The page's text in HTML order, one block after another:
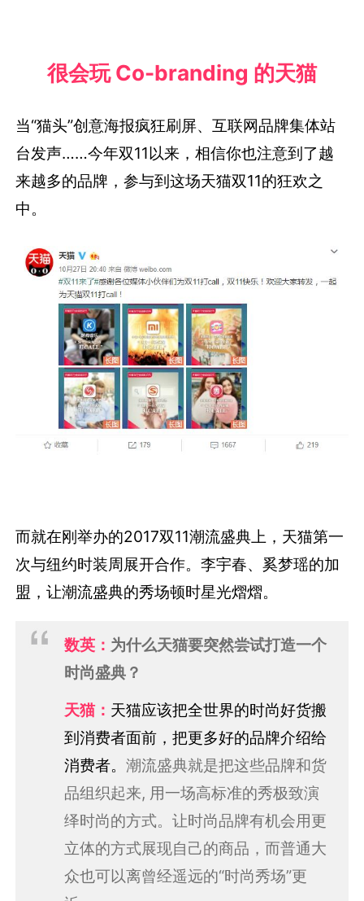
很会玩 Co-branding 的天猫
当“猫头”创意海报疯狂刷屏、互联网品牌集体站
台发声……今年双11以来，相信你也注意到了越
来越多的品牌，参与到这场天猫双11的狂欢之
中。
而就在刚举办的2017双11潮流盛典上，天猫第一
次与纽约时装周展开合作。李宇春、奚梦瑶的加
盟，让潮流盛典的秀场顿时星光熠熠。
数英： 为什么天猫要突然尝试打造一个
时尚盛典？
天猫： 天猫应该把全世界的时尚好货搬
到消费者面前，把更多好的品牌介绍给
消费者。 潮流盛典就是把这些品牌和货
品组织起来, 用一场高标准的秀极致演
绎时尚的方式。让时尚品牌有机会用更
立体的方式展现自己的商品，而普通大
众也可以离曾经遥远的“时尚秀场”更